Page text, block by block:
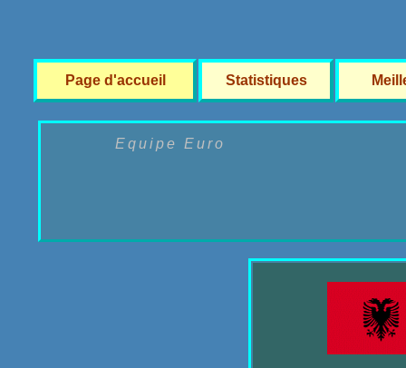
Page d'accueil Statistiques
Equipe Euro